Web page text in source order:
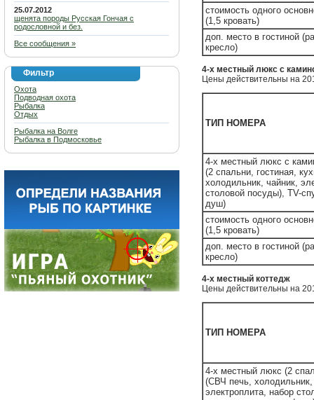
25.07.2012
щенята породы Русская Гончая с
родословной и без.
Все сообщения »
Фильтр
Охота
Подводная охота
Рыбалка
Отдых
Рыбалка на Волге
Рыбалка в Подмосковье
стоимость одного
(1,5 кровать)
доп. место в гостиной
кресло)
4-х местный люкс с
Цены действительны на
ТИП НОМЕРА
4-х местный люкс с
(2 спальни, гостиная,
холодильник, чайник,
столовой посуды), TV-
душ)
стоимость одного
(1,5 кровать)
доп. место в гостиной
кресло)
4-х местный коттедж
Цены действительны на
ТИП НОМЕРА
4-х местный люкс (2
(СВЧ печь, холодильник,
электроплита, набор